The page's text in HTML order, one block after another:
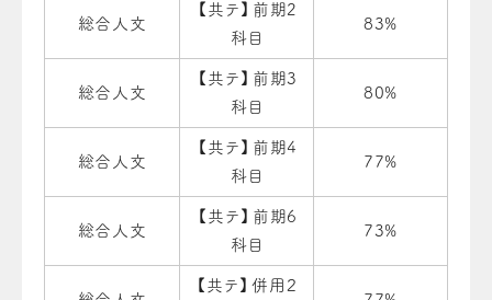
総合人文
【共テ】前期2
科目
83%
総合人文
【共テ】前期3
科目
80%
総合人文
【共テ】前期4
科目
77%
総合人文
【共テ】前期6
科目
73%
【共テ】併用２